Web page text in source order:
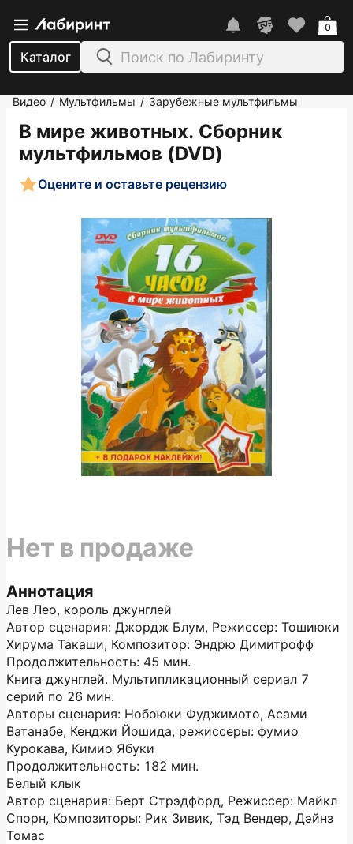
Каталог
0
Видео / Мультфильмы / Зарубежные мультфильмы
В мире животных. Сборник
мультфильмов (DVD)
Оцените и оставьте рецензию
Аннотация
Лев Лео, король джунглей
Автор сценария: Джордж Блум, Режиссер: Тошиюки
Хирума Такаши, Композитор: Эндрю Димитрофф
Продолжительность: 45 мин.
Книга джунглей. Мультипликационный сериал 7
серий по 26 мин.
Авторы сценария: Нобоюки Фуджимото, Асами
Ватанабе, Кенджи Йошида, режиссеры: фумио
Курокава, Кимио Ябуки
Продолжительность: 182 мин.
Белый клык
Автор сценария: Берт Стрэдфорд, Режиссер: Майкл
Спорн, Композиторы: Рик Зивик, Тэд Вендер, Дэйнз
Томас
Нет в продаже